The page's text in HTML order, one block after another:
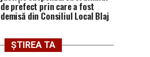
de prefect prin care a fost
demisă din Consiliul Local Blaj
ȘTIREA TA